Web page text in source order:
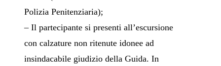
Polizia Penitenziaria);
– Il partecipante si presenti all’escursione
con calzature non ritenute idonee ad
insindacabile giudizio della Guida. In